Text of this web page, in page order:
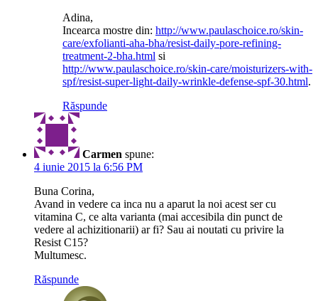
Adina,
Incearca mostre din: http://www.paulaschoice.ro/skin-
care/exfolianti-aha-bha/resist-daily-pore-refining-
treatment-2-bha.html si
http://www.paulaschoice.ro/skin-care/moisturizers-with-
spf/resist-super-light-daily-wrinkle-defense-spf-30.html.
Răspunde
Carmen spune:
4 iunie 2015 la 6:56 PM
Buna Corina,
Avand in vedere ca inca nu a aparut la noi acest ser cu
vitamina C, ce alta varianta (mai accesibila din punct de
vedere al achizitionarii) ar fi? Sau ai noutati cu privire la
Resist C15?
Multumesc.
Răspunde